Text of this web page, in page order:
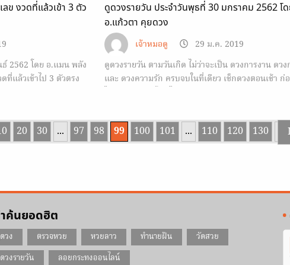
ข งวดที่แล้วเข้า 3 ตัว
2562 โดย อ.แมน พลัง
ที่แล้วเข้าไป 3 ตัวตรง
ดูดวงรายวัน ประจำวันพุธที่ 30 มกราคม 2562 โ
อ.แก้วตา คุยดวง
เจ้าหมอดู
29 ม.ค. 2019
ดูดวงรายวัน ตามวันเกิด ไม่ว่าจะเป็น ดวงการงาน ดวง
และ ดวงความรัก ครบจบในที่เดียว เช็กดวงตอนเช้า ก่
20 30 ... 97 98 99 100 101 ... 110 120 130
ค้นยอดฮิต
วง ตรวจหวย หวยลาว ทำนายฝัน
วัดสวย
วงรายวัน
ลอยกระทงออนไลน์